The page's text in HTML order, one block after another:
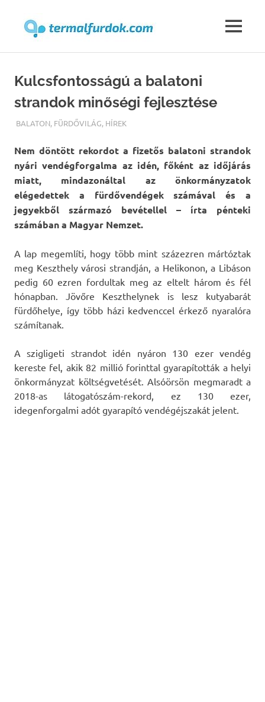
content
MENU
Kulcsfontosságú a balatoni
strandok minőségi fejlesztése
TERMALFURDOK.COM
BALATON, FÜRDŐVILÁG, HÍREK
Nem döntött rekordot a fizetős balatoni strandok
nyári vendégforgalma az idén, főként az időjárás
miatt, mindazonáltal az önkormányzatok
elégedettek a fürdővendégek számával és a
jegyekből származó bevétellel – írta pénteki
számában a Magyar Nemzet.
A lap megemlíti, hogy több mint százezren mártóztak
meg Keszthely városi strandján, a Helikonon, a Libáson
pedig 60 ezren fordultak meg az eltelt három és fél
hónapban. Jövőre Keszthelynek is lesz kutyabarát
fürdőhelye, így több házi kedvenccel érkező nyaralóra
számítanak.
A szigligeti strandot idén nyáron 130 ezer vendég
kereste fel, akik 82 millió forinttal gyarapították a helyi
önkormányzat költségvetését. Alsóörsön megmaradt a
2018-as látogatószám-rekord, ez 130 ezer,
idegenforgalmi adót gyarapító vendégéjszakát jelent.